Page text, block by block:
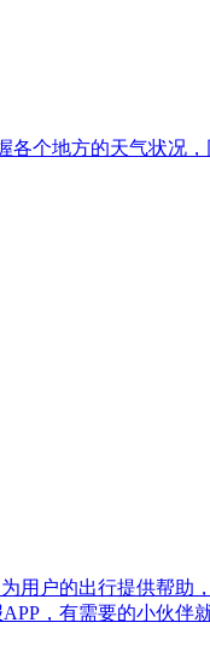
个地方的天气状况
用户的出行提供帮助
，有需要的小伙伴